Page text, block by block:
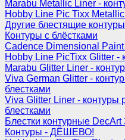
Marabu Metallic Liner -
Hobby Line Pic Tixx
Другие блестящие контуры
Контуры с блёстками
Cadence Dimensional Paint
Hobby Line PicTixx Glitter -
Marabu Glitter Liner -
Viva German Glitter -
блестками
Viva Glitter Liner -
блестками
Блестки контурные DecArt
Контуры - ДЁШЕВО!